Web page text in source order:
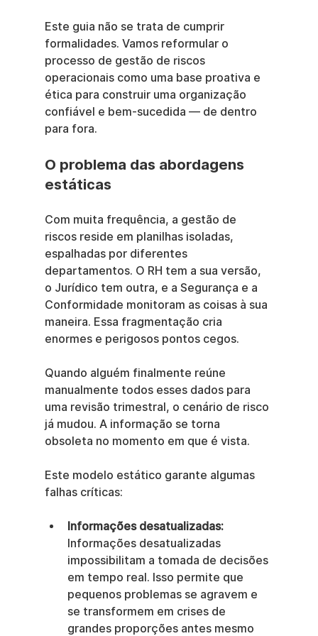
Este guia não se trata de cumprir
formalidades. Vamos reformular o
processo de gestão de riscos
operacionais como uma base proativa e
ética para construir uma organização
confiável e bem-sucedida — de dentro
para fora.
O problema das abordagens
estáticas
Com muita frequência, a gestão de
riscos reside em planilhas isoladas,
espalhadas por diferentes
departamentos. O RH tem a sua versão,
o Jurídico tem outra, e a Segurança e a
Conformidade monitoram as coisas à sua
maneira. Essa fragmentação cria
enormes e perigosos pontos cegos.
Quando alguém finalmente reúne
manualmente todos esses dados para
uma revisão trimestral, o cenário de risco
já mudou. A informação se torna
obsoleta no momento em que é vista.
Este modelo estático garante algumas
falhas críticas:
Informações desatualizadas:
Informações desatualizadas
impossibilitam a tomada de decisões
em tempo real. Isso permite que
pequenos problemas se agravem e
se transformem em crises de
grandes proporções antes mesmo